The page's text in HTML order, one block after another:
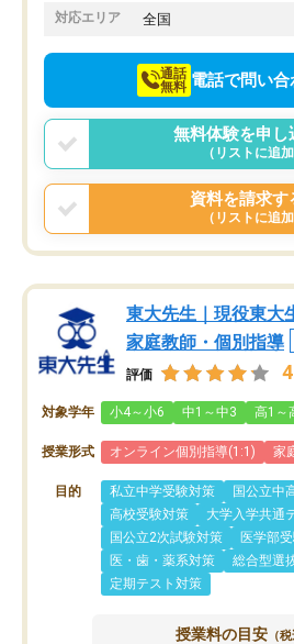
でお願いしました。来年の高校受験に
対応エリア 全国
通話
無料 電話で問い合
無料体験を申し
（リストに追加
資料を請求す
（リストに追加
東大先生｜現役東大
家庭教師・個別指導
評価
対象学年 小4～小6 中1～中3 高1～
授業形式 オンライン個別指導(1:1) 家
目的 私立中学受験対策
国公立中
高校受験対策
大学入学共通
国公立2次試験対策
医学部
医・歯・薬系対策
総合型選
定期テスト対策
授業料の目安 （